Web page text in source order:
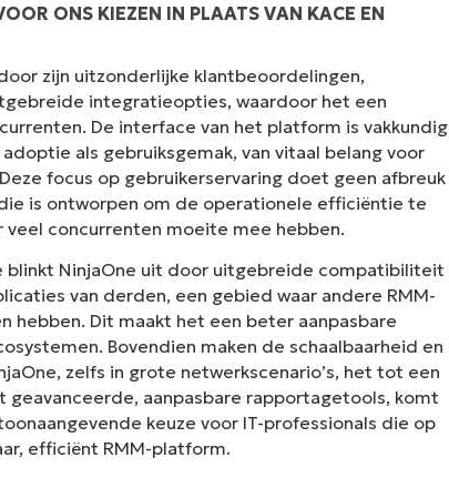
ONS KIEZEN IN PLAATS VAN KACE EN
zijn uitzonderlijke klantbeoordelingen,
integratieopties, waardoor het een
De interface van het platform is vakkundig
als gebruiksgemak, van vitaal belang voor
focus op gebruikerservaring doet geen afbreuk
is ontworpen om de operationele efficiëntie te
concurrenten moeite mee hebben.
blinkt NinjaOne uit door uitgebreide compatibiliteit
van derden, een gebied waar andere RMM-
hebben. Dit maakt het een beter aanpasbare
Bovendien maken de schaalbaarheid en
zelfs in grote netwerkscenario’s, het tot een
geavanceerde, aanpasbare rapportagetools, komt
keuze voor IT-professionals die op
efficiënt RMM-platform.
gebruiksvriendelijk en combineert een vloeiende
krachtige back-end functies. Er is geen ingewikkelde
moeilijk te beheren interface. Alle opties en hulpmiddelen zijn
gemakkelijk te begrijpen en de interface is... gemakkelijk
Technologie Oplossingen